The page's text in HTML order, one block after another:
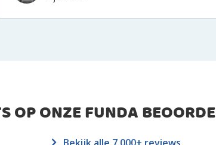
OP ONZE FUNDA